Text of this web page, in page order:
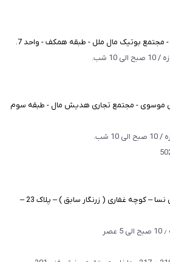
- مجتمع بوتیک مال ملل - طبقه همکف - واحد 7.
شب.
موسوی - مجتمع تجاری هدیش مال - طبقه سوم
شب.
تهران - بلوار میرداماد – خیابان نسا – کوچه غفاری ( زرنگار سابق ) – پلاک 23 –